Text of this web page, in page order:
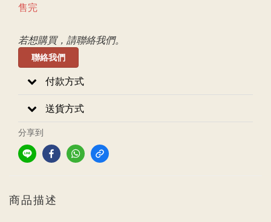
售完
若想購買，請聯絡我們。
聯絡我們
付款方式
送貨方式
分享到
商品描述